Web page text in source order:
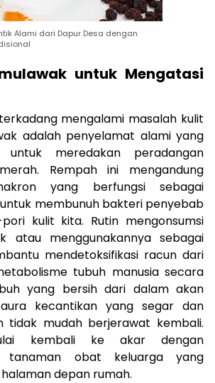
Alami dari Dapur Desa dengan
untuk Mengatasi
mengalami masalah kulit
adalah penyelamat alami yang
meredakan peradangan
Rempah ini mengandung
yang berfungsi sebagai
membunuh bakteri penyebab
kulit kita. Rutin mengonsumsi
atau menggunakannya sebagai
mendetoksifikasi racun dari
tubuh manusia secara
yang bersih dari dalam akan
kecantikan yang segar dan
tidak mudah berjerawat kembali.
kembali ke akar dengan
tanaman obat keluarga yang
depan rumah.